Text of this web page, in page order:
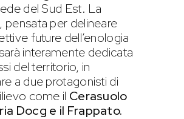
del Sud Est. La
pensata per delineare
future dell’enologia
interamente dedicata
del territorio, in
a due protagonisti di
come il Cerasuolo
Docg e il Frappato.